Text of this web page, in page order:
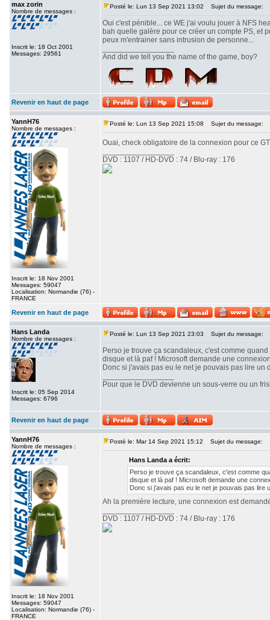
max zorin
Nombre de messages :
Inscrit le: 18 Oct 2001
Messages: 29561
Posté le: Lun 13 Sep 2021 13:02 Sujet du message:
Oui c'est pénible... ce WE j'ai voulu jouer à NFS
bah quelle galère pour ce créer un compte PS, et
peux m'entrainer sans intrusion de personne...
And did we tell you the name of the game, boy?
Revenir en haut de page
YannH76
Nombre de messages :
Inscrit le: 18 Nov 2001
Messages: 59047
Localisation: Normandie (76) -
FRANCE
Posté le: Lun 13 Sep 2021 15:08 Sujet du message:
Ouai, check obligatoire de la connexion pour ce
DVD : 1107 / HD-DVD : 74 / Blu-ray : 176
Revenir en haut de page
Hans Landa
Nombre de messages :
Inscrit le: 05 Sep 2014
Messages: 6796
Posté le: Lun 13 Sep 2021 23:03 Sujet du message:
Perso je trouve ça scandaleux, c'est comme
disque et là paf ! Microsoft demande une
Donc si j'avais pas eu le net je pouvais pas lire un
Pour que le DVD devienne un sous-verre ou un
Revenir en haut de page
YannH76
Nombre de messages :
Inscrit le: 18 Nov 2001
Messages: 59047
Localisation: Normandie (76) -
FRANCE
Posté le: Mar 14 Sep 2021 15:12 Sujet du message:
Hans Landa a écrit:
Perso je trouve ça scandaleux, c'est comme
disque et là paf ! Microsoft demande une
Donc si j'avais pas eu le net je pouvais pas lire
Ah la première lecture, une connexion est
DVD : 1107 / HD-DVD : 74 / Blu-ray : 176